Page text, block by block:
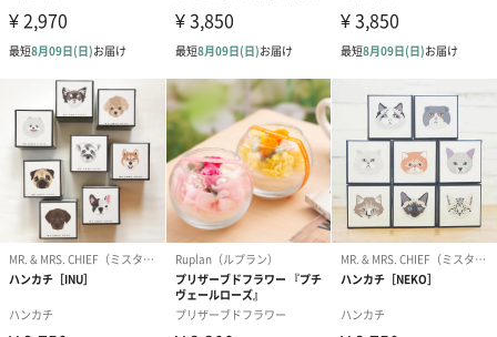
生花のブーケを同梱します。
※9-15時にご注文いただく場合、最短のお届け可能日が通常より
も1日遅くなります。
シーズンブーケ（ひま
ブーケ（ホワイトグリ
ーン）（1,650円）
ブーケ（ピン